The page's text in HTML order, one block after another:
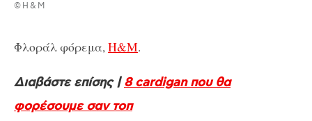
©H&M
Φλοράλ φόρεμα,H&M.
Διαβάστε επίσης |8 cardigan που θα
φορέσουμε σαν τοπ